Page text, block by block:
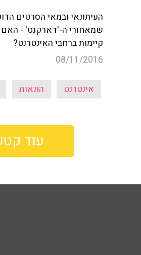
העיתונאי ובמאי הסרטים
שמאחורי ה-'דארקנט' - האם
קיימות ברחבי האינטרנט?
08/11/2016
אינטרנט הונאות
עוד